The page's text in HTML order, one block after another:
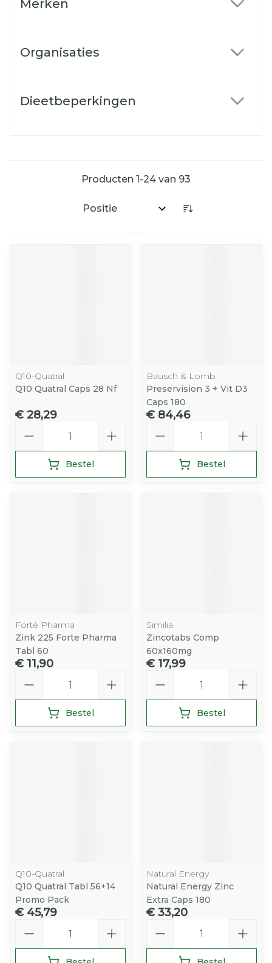
Merken
Organisaties
Dieetbeperkingen
Producten 1-24 van 93
Sorteer op:
Q10-Quatral
Q10 Quatral Caps 28 Nf
€ 28,29
Bestel
Bausch & Lomb
Preservision 3 + Vit D3
Caps 180
€ 84,46
Bestel
Forté Pharma
Zink 225 Forte Pharma
Tabl 60
€ 11,90
Bestel
Similia
Zincotabs Comp
60x160mg
€ 17,99
Bestel
Q10-Quatral
Q10 Quatral Tabl 56+14
Promo Pack
€ 45,79
Natural Energy
Natural Energy Zinc
Extra Caps 180
€ 33,20